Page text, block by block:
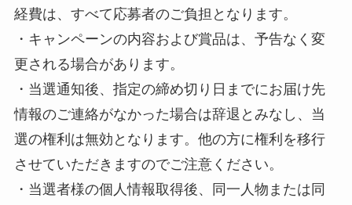
経費は、すべて応募者のご負担となります。
・キャンペーンの内容および賞品は、予告なく変
更される場合があります。
・当選通知後、指定の締め切り日までにお届け先
情報のご連絡がなかった場合は辞退とみなし、当
選の権利は無効となります。他の方に権利を移行
させていただきますのでご注意ください。
・当選者様の個人情報取得後、同一人物または同